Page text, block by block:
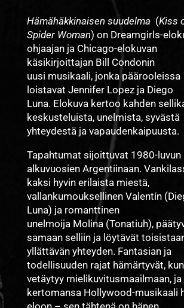
Hämähäkkinaisen suudelma (Kiss
Spider Woman) on Dreamgirls-
ohjaajan ja Chicago-elokuvan
käsikirjoittajan Bill Condonin
uusi musikaali, jonka päärooleissa
loistavat Jennifer Lopez ja Diego
Luna. Elokuva kertoo kahden
keskusteluista, unelmista, syvästä
yhteydestä ja vapaudenkaipuusta.
Tapahtumat sijoittuvat 1980-luvun
alkuvuosien Argentiinaan.
kaksi hyvin erilaista miestä,
vallankumouksellinen Valentín
Luna) ja romanttinen
unelmoija Molina (Tonatiuh),
samaan selliin ja löytävät
yllättävän yhteyden. Fantasian ja
todellisuuden rajat hämärtyvät,
vetäytyy mielikuvitusmaailmaan, ja
kertomansa Hollywood-musikaali